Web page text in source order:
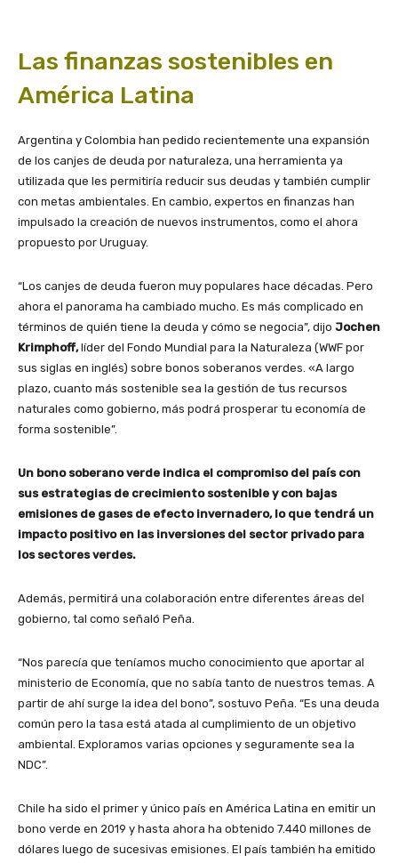
Las finanzas sostenibles en
América Latina
Argentina y Colombia han pedido recientemente una expansión
de los canjes de deuda por naturaleza, una herramienta ya
utilizada que les permitiría reducir sus deudas y también cumplir
con metas ambientales. En cambio, expertos en finanzas han
impulsado la creación de nuevos instrumentos, como el ahora
propuesto por Uruguay.
“Los canjes de deuda fueron muy populares hace décadas. Pero
ahora el panorama ha cambiado mucho. Es más complicado en
términos de quién tiene la deuda y cómo se negocia”, dijo Jochen
Krimphoff,líder del Fondo Mundial para la Naturaleza (WWF por
sus siglas en inglés) sobre bonos soberanos verdes. «A largo
plazo, cuanto más sostenible sea la gestión de tus recursos
naturales como gobierno, más podrá prosperar tu economía de
forma sostenible”.
Un bono soberano verde indica el compromiso del país con
sus estrategias de crecimiento sostenible y con bajas
emisiones de gases de efecto invernadero, lo que tendrá un
impacto positivo en las inversiones del sector privado para
los sectores verdes.
Además, permitirá una colaboración entre diferentes áreas del
gobierno, tal como señaló Peña.
“Nos parecía que teníamos mucho conocimiento que aportar al
ministerio de Economía, que no sabía tanto de nuestros temas. A
partir de ahí surge la idea del bono”, sostuvo Peña. “Es una deuda
común pero la tasa está atada al cumplimiento de un objetivo
ambiental. Exploramos varias opciones y seguramente sea la
NDC”.
Chile ha sido el primer y único país en América Latina en emitir un
bono verde en 2019 y hasta ahora ha obtenido 7.440 millones de
dólares luego de sucesivas emisiones. El país también ha emitido